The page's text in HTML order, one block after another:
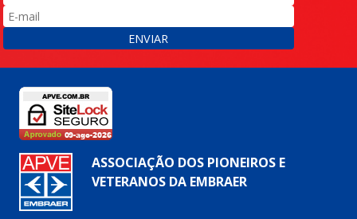
ENVIAR
ASSOCIAÇÃO DOS PIONEIROS E
VETERANOS DA EMBRAER